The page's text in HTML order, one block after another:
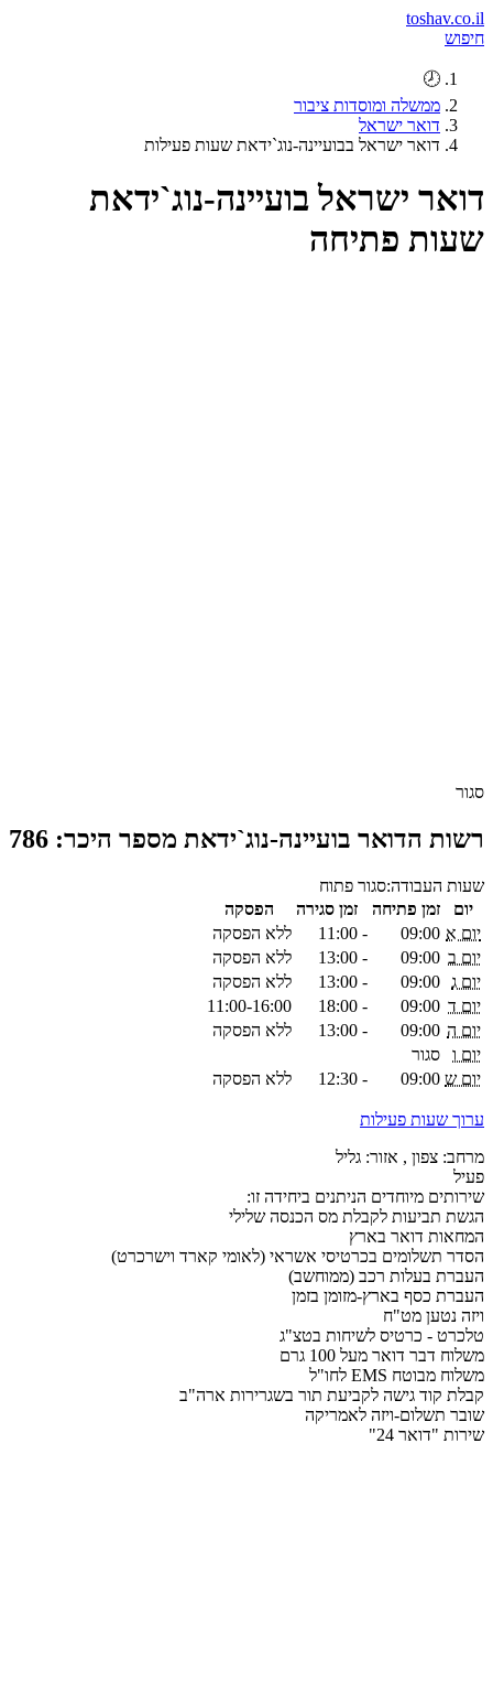
toshav.co.il
חיפוש
🕗
ממשלה ומוסדות ציבור
דואר ישראל
דואר ישראל בבועיינה-נוג`ידאת שעות פעילות
דואר ישראל בועיינה-נוג`ידאת
שעות פתיחה
סגור
רשות הדואר בועיינה-נוג`ידאת מספר היכר: 786
שעות העבודה:סגור פתוח
יום
זמן פתיחה זמן סגירה
הפסקה
יום א 09:00
-
11:00
ללא הפסקה
יום ב 09:00
-
13:00
ללא הפסקה
יום ג 09:00
-
13:00
ללא הפסקה
יום ד 09:00
-
18:00
11:00-16:00
יום ה 09:00
-
13:00
ללא הפסקה
יום ו
סגור
יום ש 09:00
-
12:30 ללא הפסקה
ערוך שעות פעילות
מרחב: צפון , אזור: גליל
פעיל
שירותים מיוחדים הניתנים ביחידה זו:
הגשת תביעות לקבלת מס הכנסה שלילי
המחאות דואר בארץ
הסדר תשלומים בכרטיסי אשראי (לאומי קארד וישרכרט)
העברת בעלות רכב (ממוחשב)
העברת כסף בארץ-מזומן בזמן
ויזה נטען מט"ח
טלכרט - כרטיס לשיחות בטצ"ג
משלוח דבר דואר מעל 100 גרם
משלוח מבוטח EMS לחו"ל
קבלת קוד גישה לקביעת תור בשגרירות ארה"ב
שובר תשלום-ויזה לאמריקה
שירות "דואר 24"